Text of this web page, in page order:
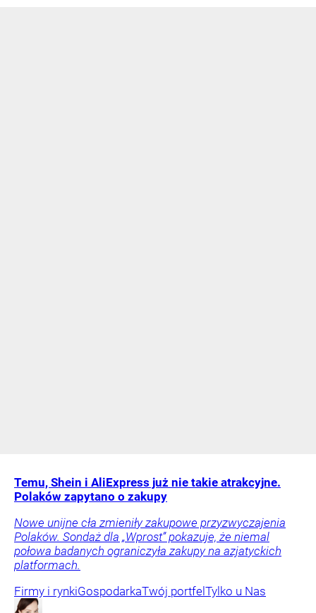
Temu, Shein i AliExpress już nie takie atrakcyjne.
Polaków zapytano o zakupy
Nowe unijne cła zmieniły zakupowe przyzwyczajenia
Polaków. Sondaż dla „Wprost” pokazuje, że niemal
połowa badanych ograniczyła zakupy na azjatyckich
platformach.
Firmy i rynkiGospodarkaTwój portfel Tylko u Nas